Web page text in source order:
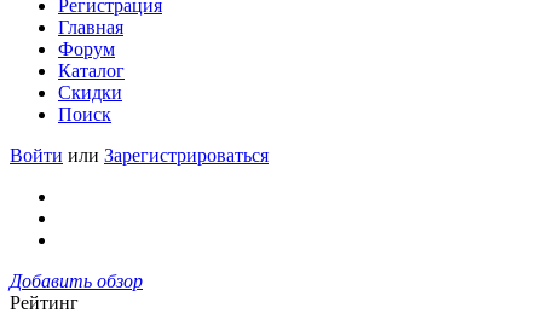
Регистрация
Главная
Форум
Каталог
Скидки
Поиск
Войти или Зарегистрироваться
Добавить обзор
Рейтинг